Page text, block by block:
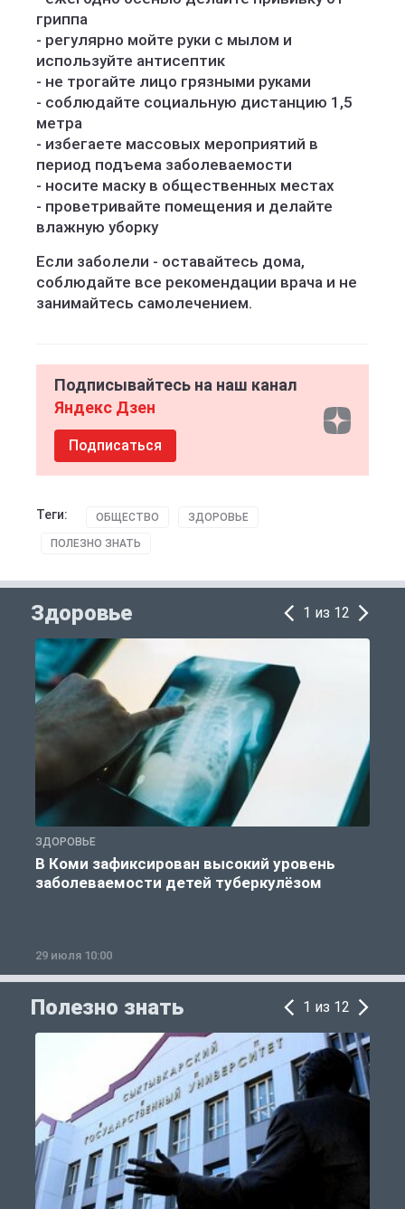
гриппа
- регулярно мойте руки с мылом и
используйте антисептик
- не трогайте лицо грязными руками
- соблюдайте социальную дистанцию 1,5
метра
- избегаете массовых мероприятий в
период подъема заболеваемости
- носите маску в общественных местах
- проветривайте помещения и делайте
влажную уборку
Если заболели - оставайтесь дома,
соблюдайте все рекомендации врача и не
занимайтесь самолечением.
Подписывайтесь на наш канал
Яндекс Дзен
Подписаться
Теги: ОБЩЕСТВО ЗДОРОВЬЕ
ПОЛЕЗНО ЗНАТЬ
Здоровье 1 из 12
ЗДОРОВЬЕ
В Коми зафиксирован высокий уровень
заболеваемости детей туберкулёзом
29 июля 10:00
Полезно знать 1 из 12